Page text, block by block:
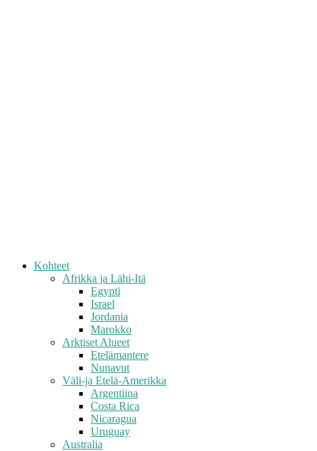
Kohteet
Afrikka ja Lähi-Itä
Egypti
Israel
Jordania
Marokko
Arktiset Alueet
Etelämantere
Nunavut
Väli-ja Etelä-Amerikka
Argentiina
Costa Rica
Nicaragua
Uruguay
Australia